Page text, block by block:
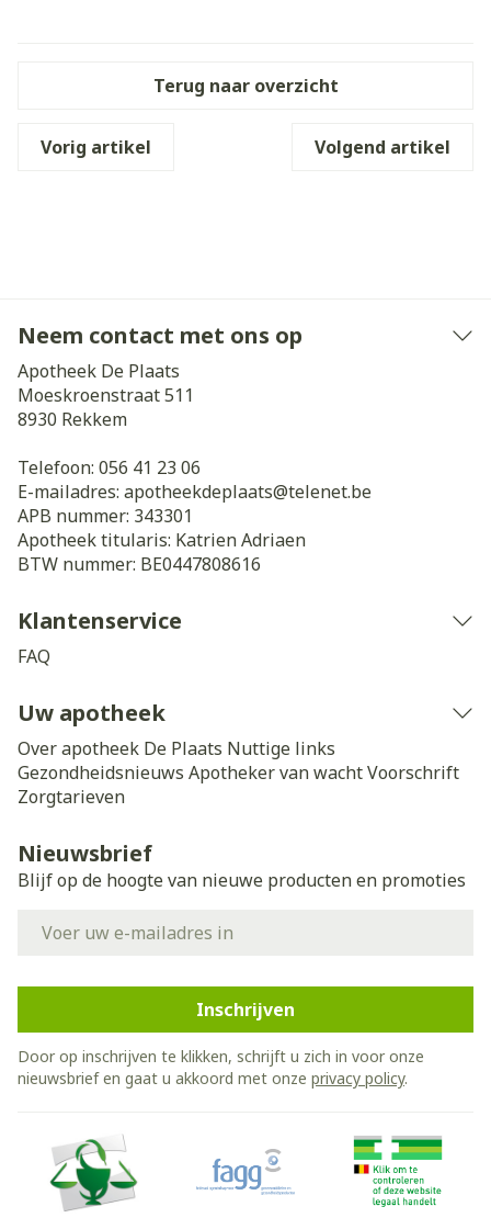
Terug naar overzicht
Vorig artikel Volgend artikel
Neem contact met ons op
Apotheek De Plaats
Moeskroenstraat 511
8930 Rekkem
Telefoon: 056 41 23 06
E-mailadres: apotheekdeplaats@telenet.be
APB nummer: 343301
Apotheek titularis: Katrien Adriaen
BTW nummer: BE0447808616
Klantenservice
FAQ
Uw apotheek
Over apotheek De Plaats Nuttige links
Gezondheidsnieuws Apotheker van wachtVoorschrift
Zorgtarieven
Nieuwsbrief
Blijf op de hoogte van nieuwe producten en promoties
Inschrijven
Door op inschrijven te klikken, schrijft u zich in voor onze
nieuwsbrief en gaat u akkoord met onze privacy policy.